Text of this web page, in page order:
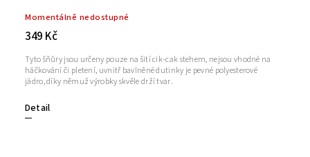
Momentálně nedostupné
349 Kč
Detail
Tyto šňůry jsou určeny pouze na šití cik-cak stehem, nejsou vhodné na
háčkování či pletení, uvnitř bavlněné dutinky je pevné polyesterové
jádro, díky němuž výrobky skvěle drží tvar.